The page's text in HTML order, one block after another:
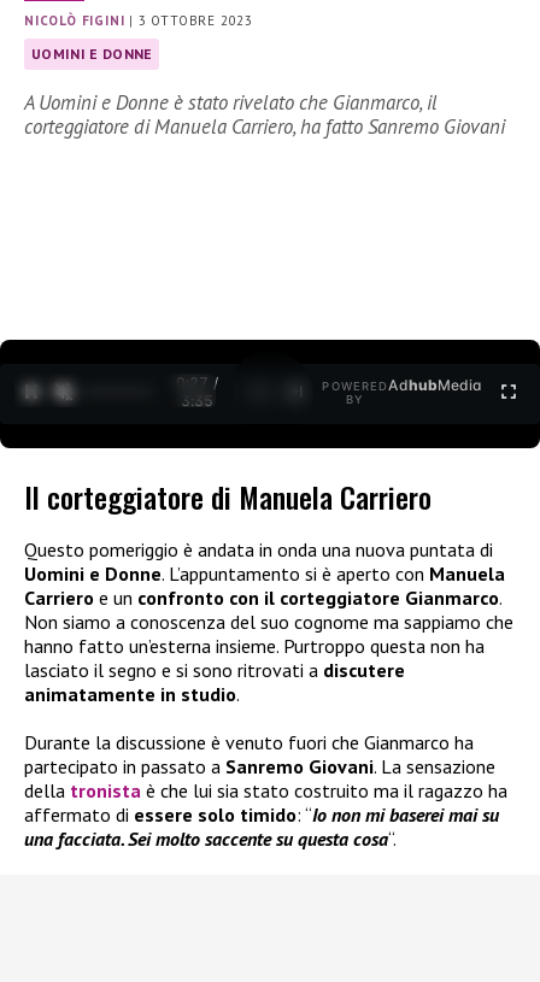
NICOLÒ FIGINI | 3 OTTOBRE 2023
UOMINI E DONNE
A Uomini e Donne è stato rivelato che Gianmarco, il
corteggiatore di Manuela Carriero, ha fatto Sanremo Giovani
0:28 /
3:35
POWERED
BY
AdhubMedia
Il corteggiatore di Manuela Carriero
Questo pomeriggio è andata in onda una nuova puntata di
Uomini e Donne. L’appuntamento si è aperto con Manuela
Carriero e un confronto con il corteggiatore Gianmarco.
Non siamo a conoscenza del suo cognome ma sappiamo che
hanno fatto un’esterna insieme. Purtroppo questa non ha
lasciato il segno e si sono ritrovati a discutere
animatamente in studio.
Durante la discussione è venuto fuori che Gianmarco ha
partecipato in passato a Sanremo Giovani. La sensazione
della tronista è che lui sia stato costruito ma il ragazzo ha
affermato di essere solo timido: “Io non mi baserei mai su
una facciata. Sei molto saccente su questa cosa“.